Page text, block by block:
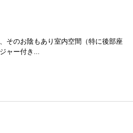
そのお陰もあり室内空間（特に後部座
ャー付き...